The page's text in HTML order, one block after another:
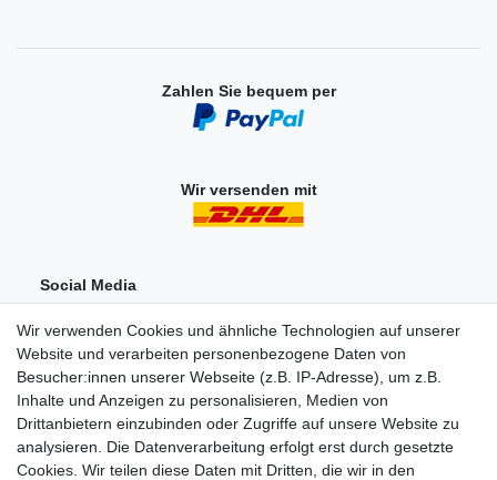
Zahlen Sie bequem per
Wir versenden mit
Social Media
Einkaufen
Wir verwenden Cookies und ähnliche Technologien auf unserer
Website und verarbeiten personenbezogene Daten von
Besucher:innen unserer Webseite (z.B. IP-Adresse), um z.B.
Inhalte und Anzeigen zu personalisieren, Medien von
Drittanbietern einzubinden oder Zugriffe auf unsere Website zu
analysieren. Die Datenverarbeitung erfolgt erst durch gesetzte
Cookies. Wir teilen diese Daten mit Dritten, die wir in den